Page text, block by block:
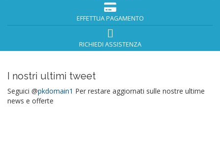
EFFETTUA PAGAMENTO
RICHIEDI ASSISTENZA
I nostri ultimi tweet
Seguici @pkdomain1 Per restare aggiornati sulle nostre ultime
news e offerte